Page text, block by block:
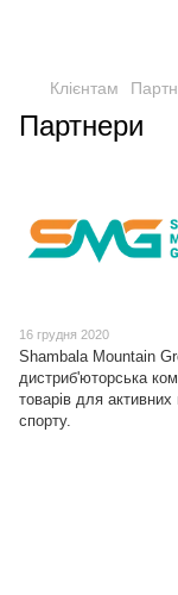
Клієнтам
Партнери
16 грудня 2020
Shambala Mountain
дистриб'юторська
товарів для активних
спорту.